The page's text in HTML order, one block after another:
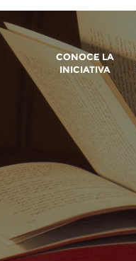
CONOCE LA
INICIATIVA